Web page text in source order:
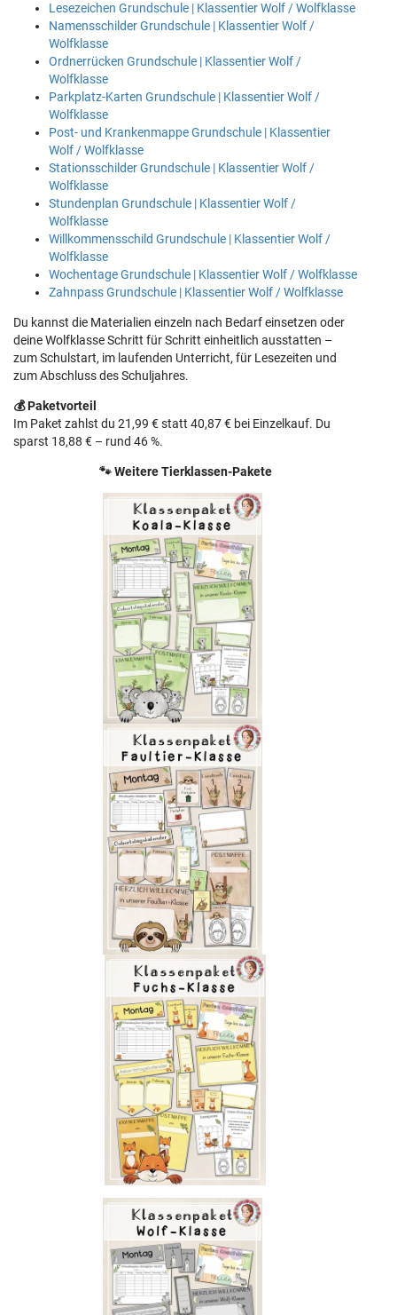
Lesezeichen Grundschule | Klassentier Wolf / Wolfklasse
Namensschilder Grundschule | Klassentier Wolf /
Wolfklasse
Ordnerrücken Grundschule | Klassentier Wolf /
Wolfklasse
Parkplatz-Karten Grundschule | Klassentier Wolf /
Wolfklasse
Post- und Krankenmappe Grundschule | Klassentier
Wolf / Wolfklasse
Stationsschilder Grundschule | Klassentier Wolf /
Wolfklasse
Stundenplan Grundschule | Klassentier Wolf /
Wolfklasse
Willkommensschild Grundschule | Klassentier Wolf /
Wolfklasse
Wochentage Grundschule | Klassentier Wolf / Wolfklasse
Zahnpass Grundschule | Klassentier Wolf / Wolfklasse
Du kannst die Materialien einzeln nach Bedarf einsetzen oder
deine Wolfklasse Schritt für Schritt einheitlich ausstatten –
zum Schulstart, im laufenden Unterricht, für Lesezeiten und
zum Abschluss des Schuljahres.
💰 Paketvorteil
Im Paket zahlst du 21,99 € statt 40,87 € bei Einzelkauf. Du
sparst 18,88 € – rund 46 %.
🐾 Weitere Tierklassen-Pakete